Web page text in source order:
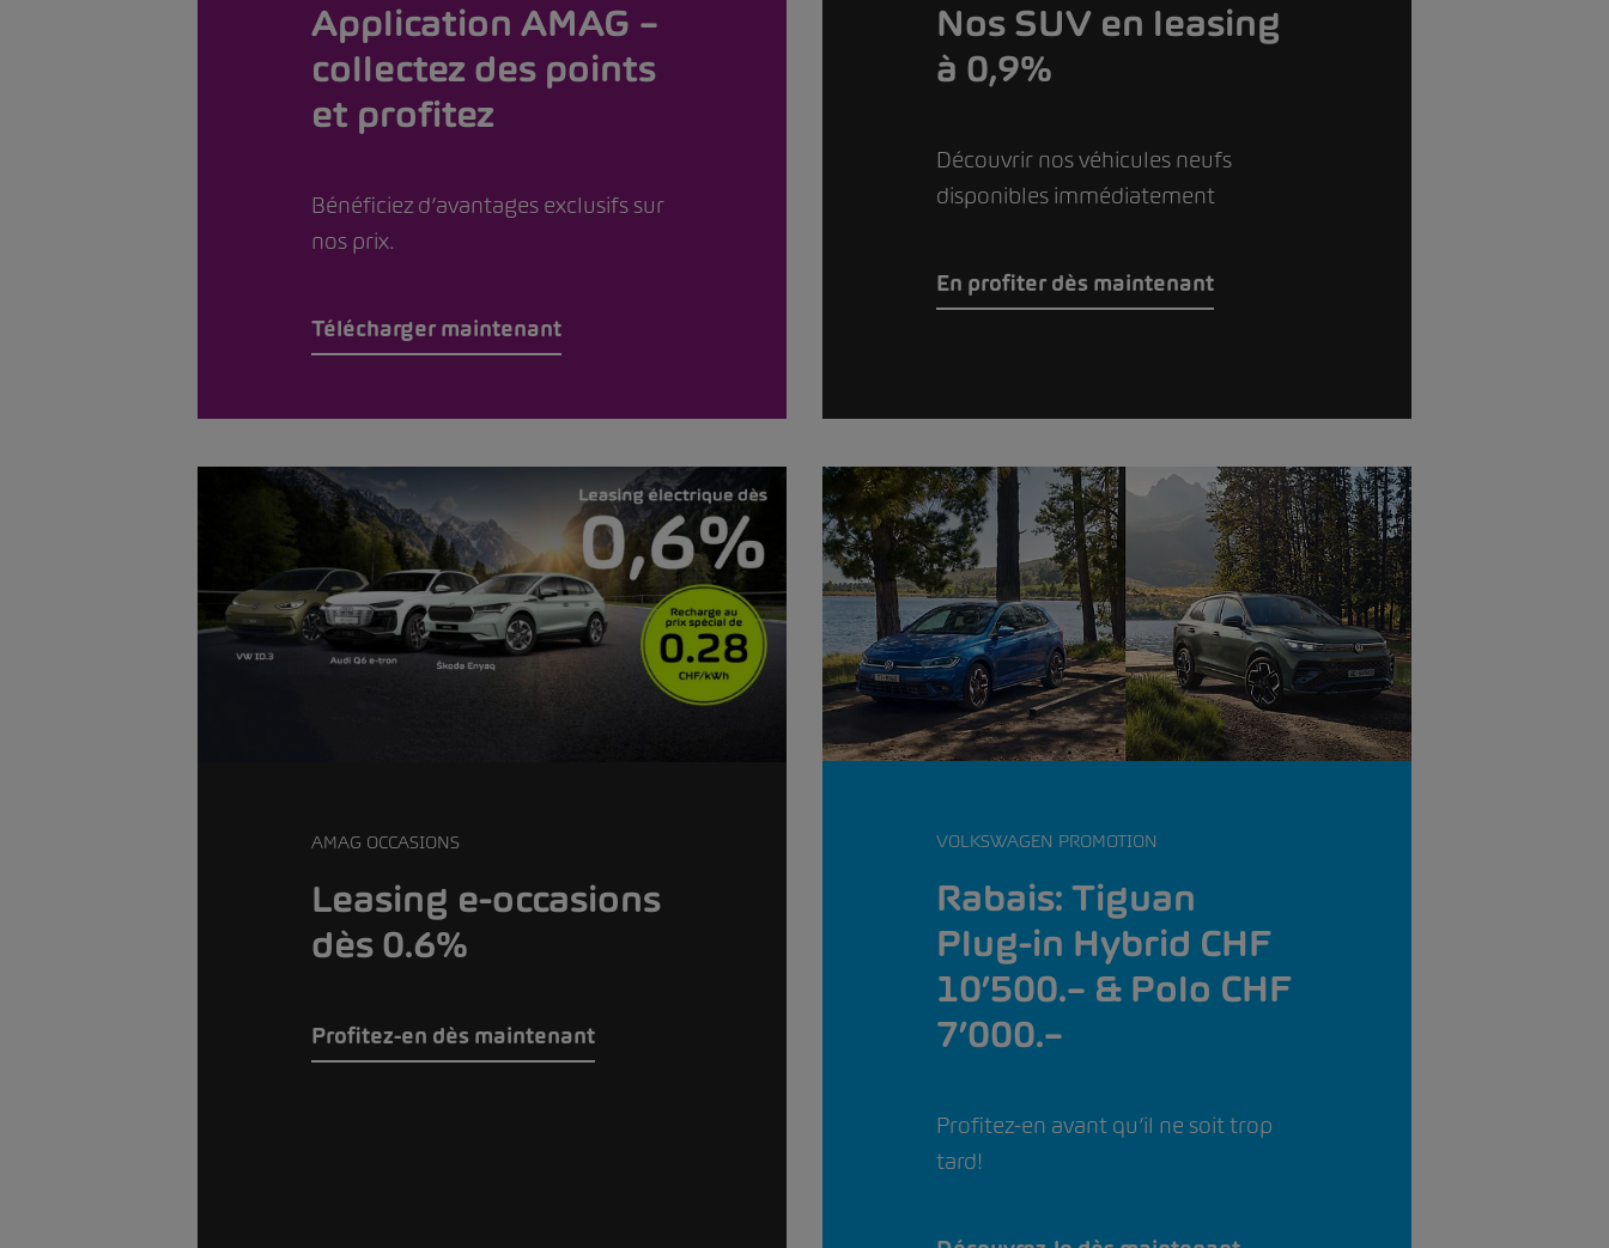
Application AMAG –
collectez des points
et profitez
Bénéficiez d’avantages exclusifs sur
nos prix.
Télécharger maintenant
Nos SUV en leasing
à 0,9%
Découvrir nos véhicules neufs
disponibles immédiatement
En profiter dès maintenant
AMAG OCCASIONS
Leasing e-occasions
dès 0.6%
Profitez-en dès maintenant
VOLKSWAGEN PROMOTION
Rabais: Tiguan
Plug-in Hybrid CHF
10’500.– & Polo CHF
7’000.–
Profitez-en avant qu’il ne soit trop
tard!